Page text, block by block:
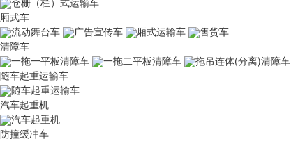
厢式车
流动舞台车
广告宣传车 厢式运输车
售货车
清障车
一拖一平板清障车
一拖二平板清障车
拖吊连体(分离)清障车
随车起重运输车
随车起重运输车
汽车起重机
汽车起重机
防撞缓冲车